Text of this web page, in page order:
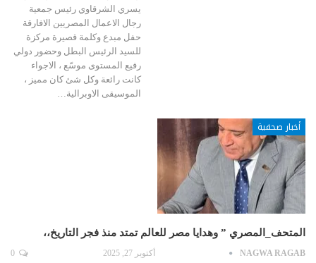
يسري الشرقاوي رئيس جمعية
رجال الاعمال المصريين الافارقة
حفل مبدع وكلمة قصيرة مركزة
للسيد الرئيس البطل وحضور دولي
رفيع المستوى موسّع ، الاجواء
كانت رائعة وكل شئ كان مميز ،
الموسيقى الاوبرالية…
أخبار صحفية
المتحف_المصري ” وهدايا مصر للعالم تمتد منذ فجر التاريخ،،
NAGWA RAGAB أكتوبر 27, 2025